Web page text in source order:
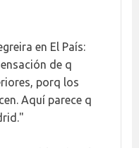
en El País:
de q
porq los
Aquí parece q